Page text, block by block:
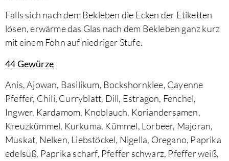
Falls sich nach dem Bekleben die Ecken der Etiketten
lösen, erwärme das Glas nach dem Bekleben ganz kurz
mit einem Föhn auf niedriger Stufe.
44 Gewürze
Anis, Ajowan, Basilikum, Bockshornklee, Cayenne
Pfeffer, Chili, Curryblatt, Dill, Estragon, Fenchel,
Ingwer, Kardamom, Knoblauch, Koriandersamen,
Kreuzkümmel, Kurkuma, Kümmel, Lorbeer, Majoran,
Muskat, Nelken, Liebstöckel, Nigella, Oregano, Paprika
edelsüß, Paprika scharf, Pfeffer schwarz, Pfeffer weiß,